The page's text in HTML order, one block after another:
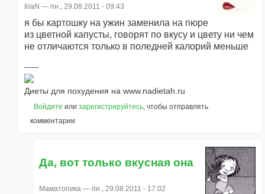
IriaN — пн., 29.08.2011 - 09:43
я бы картошку на ужин заменила на пюре
из цветной капусты, говорят по вкусу и цвету ни чем
не отличаются только в поледней калорий меньше
Диеты для похудения на www.nadietah.ru
Войдите или зарегистрируйтесь , чтобы отправлять
комментарии
Да, вот только вкусная она
Маматопика — пн., 29.08.2011 - 17:02